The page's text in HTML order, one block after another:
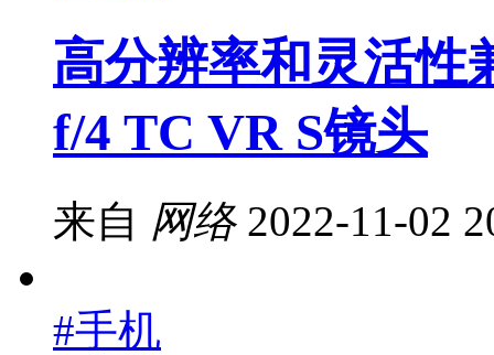
高分辨率和灵活性
f/4 TC VR S镜头
来自 网络 2022-11-02
#手机